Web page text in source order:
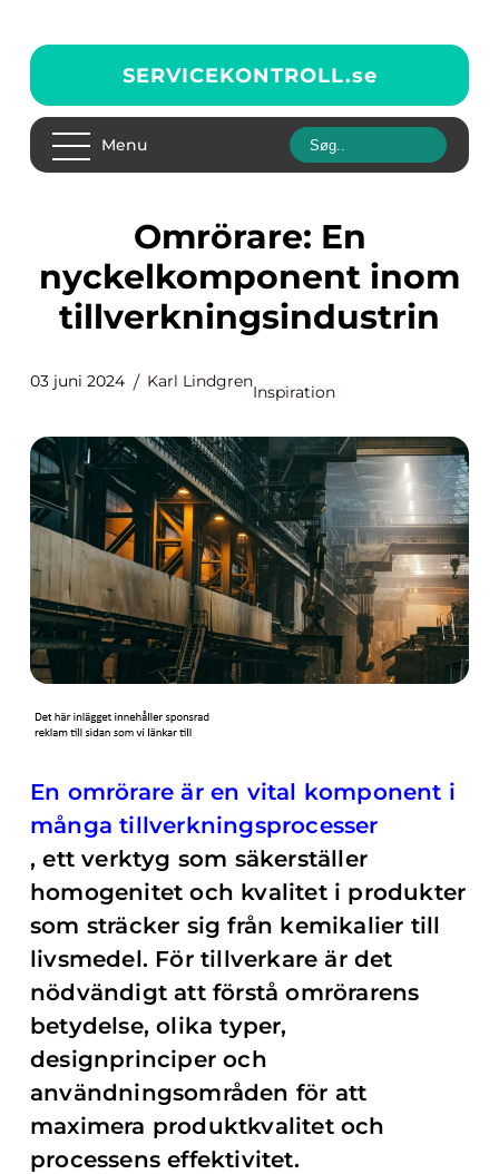
SERVICEKONTROLL.se
Menu
Omrörare: En
nyckelkomponent inom
tillverkningsindustrin
03 juni 2024 Karl Lindgren
Inspiration
En omrörare är en vital komponent i
många tillverkningsprocesser
, ett verktyg som säkerställer
homogenitet och kvalitet i produkter
som sträcker sig från kemikalier till
livsmedel. För tillverkare är det
nödvändigt att förstå omrörarens
betydelse, olika typer,
designprinciper och
användningsområden för att
maximera produktkvalitet och
processens effektivitet.